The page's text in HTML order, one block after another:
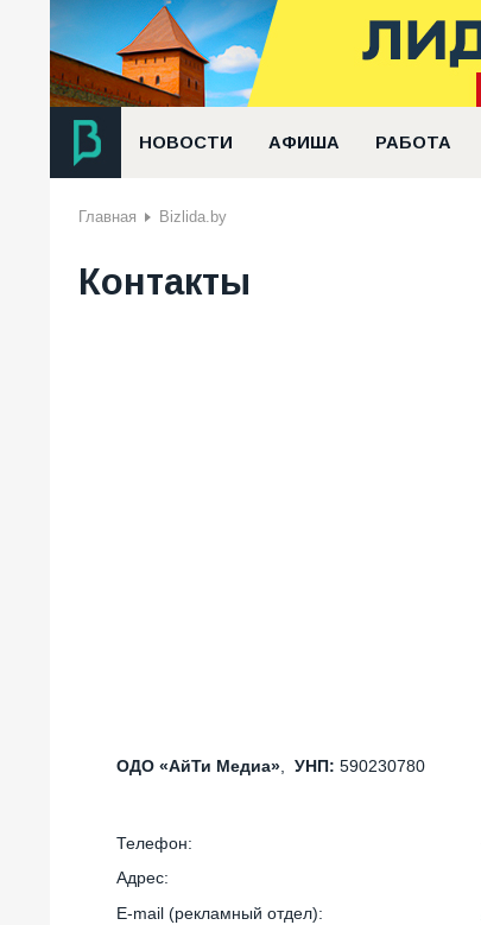
НОВОСТИ АФИША РАБОТА
Главная Bizlida.by
Контакты
ОДО «АйТи Медиа»,УНП: 590230780
Телефон:
Адрес:
E-mail (рекламный отдел):